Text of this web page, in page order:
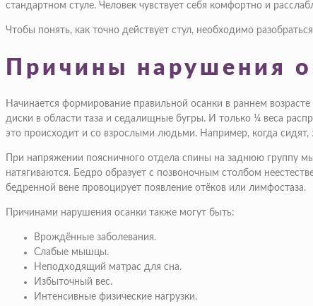
стандартном стуле. Человек чувствует себя комфортно и
Чтобы понять, как точно действует стул, необходимо
Причины нарушения
Начинается формирование правильной осанки в раннем
диски в области таза и седалищные бугры. И только ¼ веса
это происходит и со взрослыми людьми. Например, когда сидят,
При напряжении поясничного отдела спины на заднюю группу
натягиваются. Бедро образует с позвоночным столбом
бедренной вене провоцирует появление отёков или лимфостаза.
Причинами нарушения осанки также могут быть:
Врождённые заболевания.
Слабые мышцы.
Неподходящий матрас для сна.
Избыточный вес.
Интенсивные физические нагрузки.